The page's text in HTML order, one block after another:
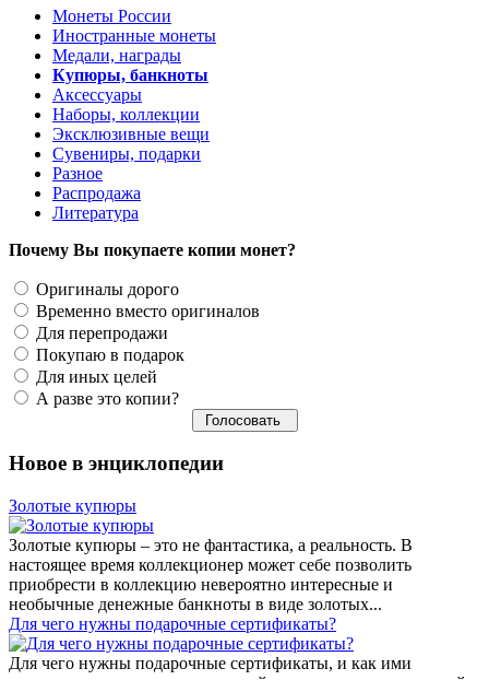
Монеты России
Иностранные монеты
Медали, награды
Купюры, банкноты
Аксессуары
Наборы, коллекции
Эксклюзивные вещи
Сувениры, подарки
Разное
Распродажа
Литература
Почему Вы покупаете копии монет?
Оригиналы дорого
Временно вместо оригиналов
Для перепродажи
Покупаю в подарок
Для иных целей
А разве это копии?
Новое в энциклопедии
Золотые купюры
Золотые купюры – это не фантастика, а реальность. В
настоящее время коллекционер может себе позволить
приобрести в коллекцию невероятно интересные и
необычные денежные банкноты в виде золотых...
​Для чего нужны подарочные сертификаты?
Для чего нужны подарочные сертификаты, и как ими